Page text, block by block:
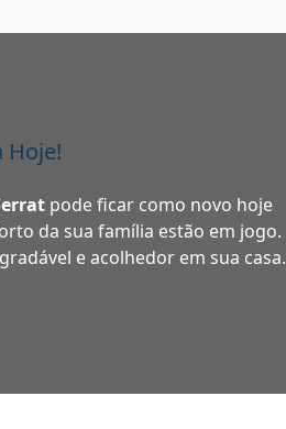
Hoje!
pode ficar como novo hoje
da sua família estão em jogo.
e acolhedor em sua casa.